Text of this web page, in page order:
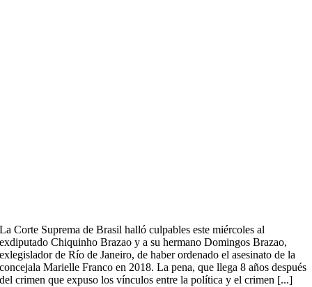
La Corte Suprema de Brasil halló culpables este miércoles al
exdiputado Chiquinho Brazao y a su hermano Domingos Brazao,
exlegislador de Río de Janeiro, de haber ordenado el asesinato de la
concejala Marielle Franco en 2018. La pena, que llega 8 años después
del crimen que expuso los vínculos entre la política y el crimen [...]